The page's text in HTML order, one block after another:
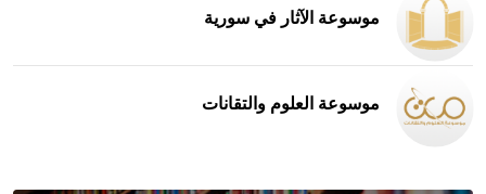
موسوعة الآثار في سورية
موسوعة العلوم والتقانات